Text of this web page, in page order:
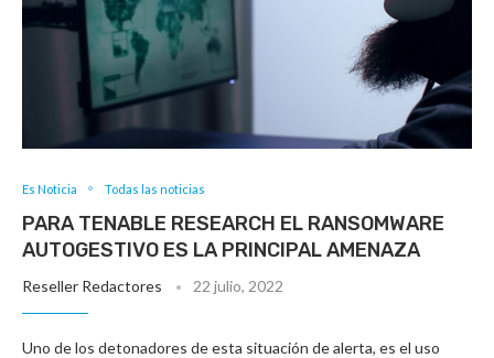
Es Noticia Todas las noticias
PARA TENABLE RESEARCH EL RANSOMWARE
AUTOGESTIVO ES LA PRINCIPAL AMENAZA
Reseller Redactores 22 julio, 2022
Uno de los detonadores de esta situación de alerta, es el uso